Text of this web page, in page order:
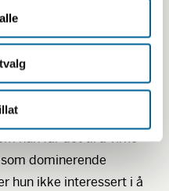
og ukorrekte måter å
kan le når det går galt,
patriarkalsk
inn hverdagen til de
hun får det til å virke
dominerende
hun ikke interessert i å